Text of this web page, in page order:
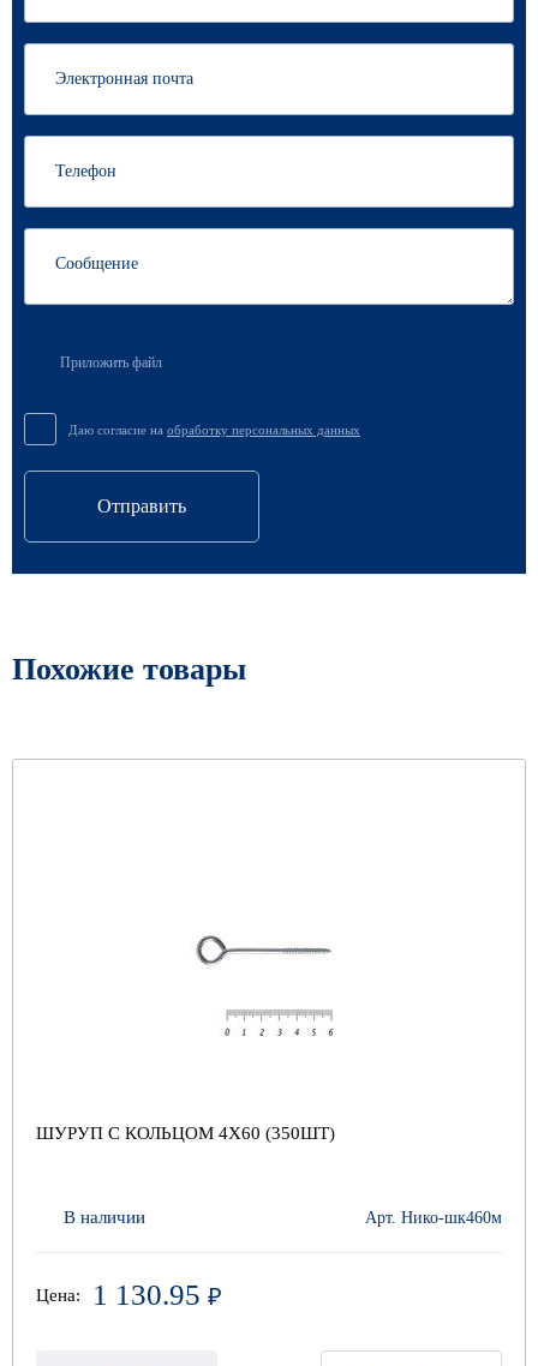
Приложить файл
Даю согласие на обработку персональных данных
Отправить
Похожие товары
ШУРУП С КОЛЬЦОМ 4Х60 (350ШТ)
В наличии Арт. Нико-шк460м
Цена: 1 130.95 ₽